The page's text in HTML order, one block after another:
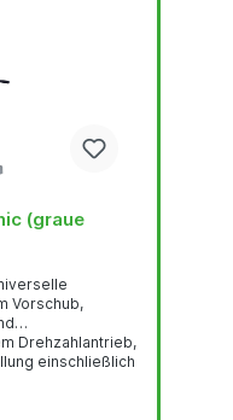
(graue
Vorschub,
Drehzahlantrieb,
einschließlich
(mm) 25/30